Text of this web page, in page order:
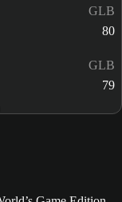
GLB
80
GLB
79